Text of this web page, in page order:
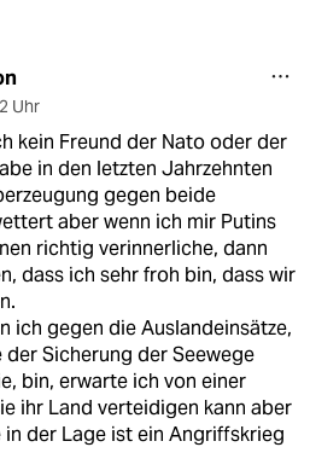
Uhr
kein Freund der Nato oder der
in den letzten Jahrzehnten
gegen beide
aber wenn ich mir Putins
richtig verinnerliche, dann
dass ich sehr froh bin, dass wir
ich gegen die Auslandeinsätze,
der Sicherung der Seewege
bin, erwarte ich von einer
ihr Land verteidigen kann aber
in der Lage ist ein Angriffskrieg